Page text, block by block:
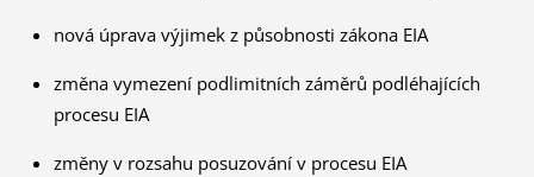
nová úprava výjimek z působnosti zákona EIA
změna vymezení podlimitních záměrů podléhajících
procesu EIA
změny v rozsahu posuzování v procesu EIA